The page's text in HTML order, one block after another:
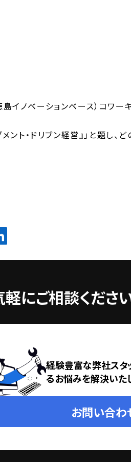
ノベーションベース）コワー
ト・ドリブン経営』」と題し、
にご相談ください
経験豊富な弊社スタ
るお悩みを解決いた
お問い合わ